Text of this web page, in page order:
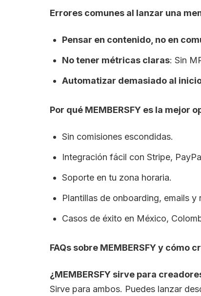
Errores comunes al lanzar una
Pensar en contenido, no en
No tener métricas claras: Sin
Automatizar demasiado al
Por qué MEMBERSFY es la mejor
Sin comisiones escondidas.
Integración fácil con Stripe,
Soporte en tu zona horaria.
Plantillas de onboarding, emails
Casos de éxito en México,
FAQs sobre MEMBERSFY y
¿MEMBERSFY sirve para
Sirve para ambos. Puedes lanzar